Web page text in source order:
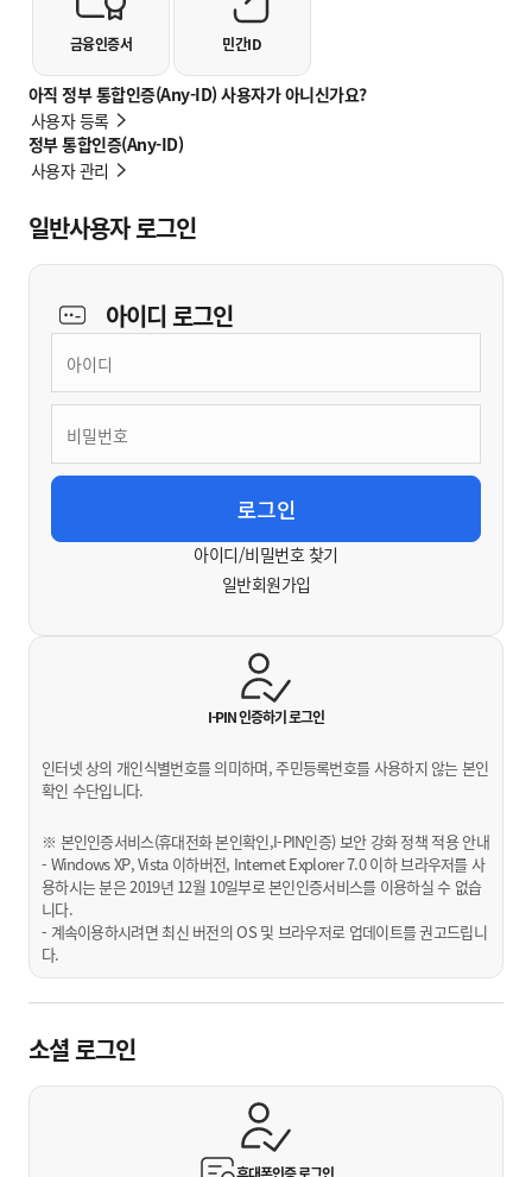
아직 정부 통합인증(Any-ID) 사용자가 아니신가요?
사용자 등록
정부 통합인증(Any-ID)
사용자 관리
금융인증서 민간ID
일반사용자 로그인
아이디로그인
아이디/비밀번호 찾기
일반회원가입
I-PIN 인증하기로그인
인터넷 상의 개인식별번호를 의미하며, 주민등록번호를 사용하지 않는 본인
확인 수단입니다.
※ 본인인증서비스(휴대전화 본인확인,I-PIN인증) 보안 강화 정책 적용 안내
- Windows XP, Vista 이하버전, Internet Explorer 7.0 이하 브라우저를 사
용하시는 분은 2019년 12월 10일부로 본인인증서비스를 이용하실 수 없습
니다.
- 계속이용하시려면 최신 버전의 OS 및 브라우저로 업데이트를 권고드립니
다.
소셜 로그인